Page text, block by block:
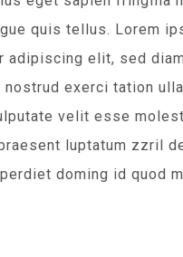
quis tellus. Lorem
adipiscing elit, sed
nostrud exerci tation
velit esse
luptatum zzril
doming id quod